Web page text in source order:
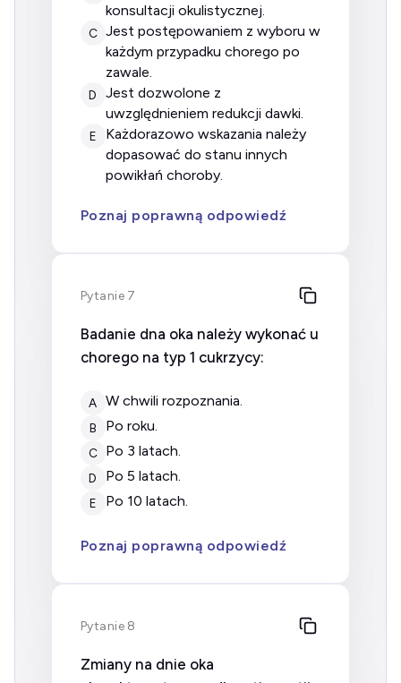
konsultacji okulistycznej.
C jest postępowaniem z wyboru w
każdym przypadku chorego po
zawale.
D
jest dozwolone z
uwzględnieniem redukcji dawki.
E
każdorazowo wskazania należy
dopasować do stanu innych
powikłań choroby.
Poznaj poprawną odpowiedź
Pytanie 7
Badanie dna oka należy wykonać u
chorego na typ 1 cukrzycy:
A w chwili rozpoznania.
B po roku.
C po 3 latach.
D po 5 latach.
E po 10 latach.
Poznaj poprawną odpowiedź
Pytanie 8
Zmiany na dnie oka